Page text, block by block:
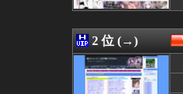
08/08 12:18
08/08 12:15
08/08 12:12
08/08 12:10
08/08 12:09
2 位 (→)